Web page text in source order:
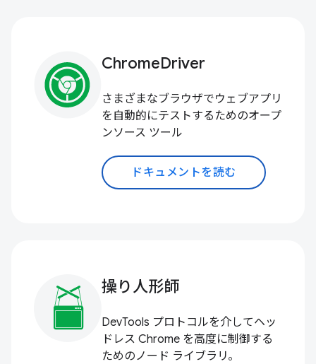
ChromeDriver
さまざまなブラウザでウェブアプリ
を自動的にテストするためのオープ
ンソース ツール
ドキュメントを読む
操り人形師
DevTools プロトコルを介してヘッ
ドレス Chrome を高度に制御する
ためのノード ライブラリ。